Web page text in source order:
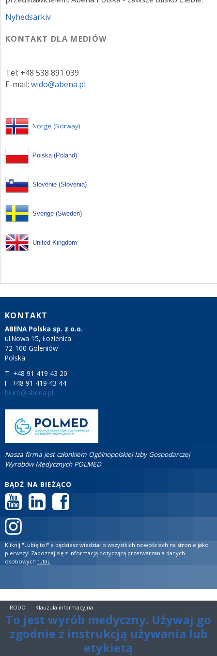
Nyhedsarkiv
KONTAKT DLA MEDIÓW
Tel: +48 538 891 039
E-mail: wido@abena.pl
Norge (Norway)
Polska (Poland)
Slovénie (Slovenia)
Sverige (Sweden)
United Kingdom
KONTAKT
ABENA Polska sp. z o.o.
ul.Nowa 15, Łozienica
72-100 Goleniów
Polska
T +48 91 419 43 20
F +48 91 419 43 44
biuro@abena.pl
Nasza firma jest członkiem Ogólnopolskiej Izby Gospodarczej
Wyrobów Medycznych POLMED
BĄDŹ NA BIEŻĄCO
Kliknij "Lubię to!" a będziesz wiedział o wszystkich nowościach na stronie jako
pierwszy! Zapoznaj się z informacją dotyczącą przetwarzania danych
osobowych tutaj.
RODO Klauzula informacyjna
To jest wyrób medyczny. Używaj go
zgodnie z instrukcją używania lub
etykietą